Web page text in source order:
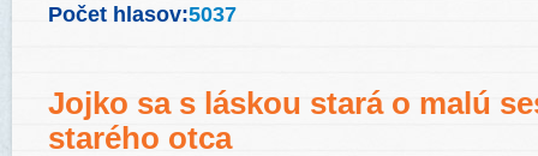
Počet hlasov:5037
Jojko sa s láskou stará o malú
starého otca